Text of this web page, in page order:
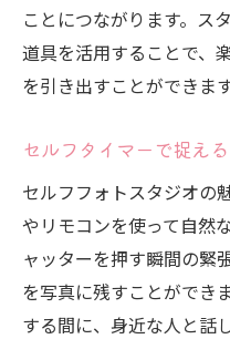
ことにつながります。ス
道具を活用することで、
を引き出すことができます
セルフタイマーで捉え
セルフフォトスタジオの
やリモコンを使って自然
ャッターを押す瞬間の緊
を写真に残すことができ
する間に、身近な人と話